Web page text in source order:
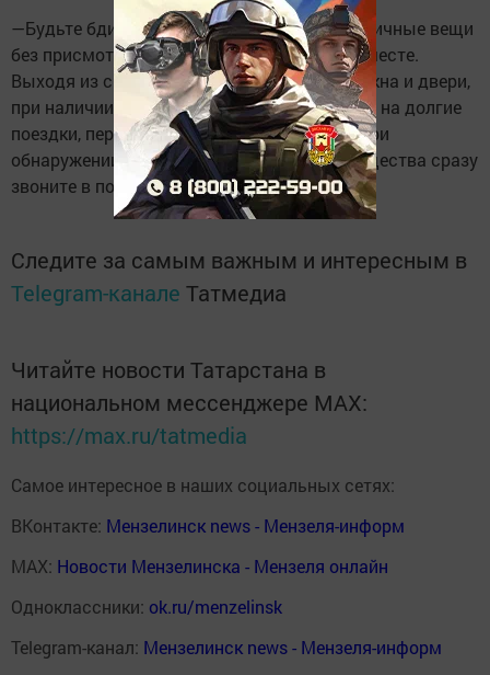
—Будьте бдительны и не оставляйте свои личные вещи
без присмотра, особенно в общественном месте.
Выходя из своего дома, закрывайте свои окна и двери,
при наличии калитки и тамбуры. Если едите на долгие
поездки, перепроверяйте все свои замки. При
обнаружении пропажи своего личного имущества сразу
звоните в полицию.
Следите за самым важным и интересным в
Telegram-канале Татмедиа
Читайте новости Татарстана в
национальном мессенджере MАХ:
https://max.ru/tatmedia
Самое интересное в наших социальных сетях:
ВКонтакте: Мензелинск news - Мензеля-информ
MAX: Новости Мензелинска - Мензеля онлайн
Одноклассники: ok.ru/menzelinsk
Telegram-канал: Мензелинск news - Мензеля-информ